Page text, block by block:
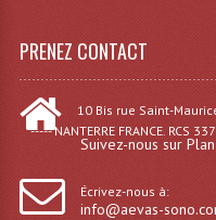
Système
PRENEZ CONTACT
10 Bis rue Saint-
----- NANTERRE FRANCE. RCS
Suivez-nous sur Plan
Écrivez-nous à:
info@aevas-